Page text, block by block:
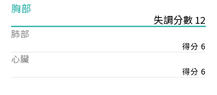
胸部
失調分數 12
肺部
得分 6
心臟
得分 6